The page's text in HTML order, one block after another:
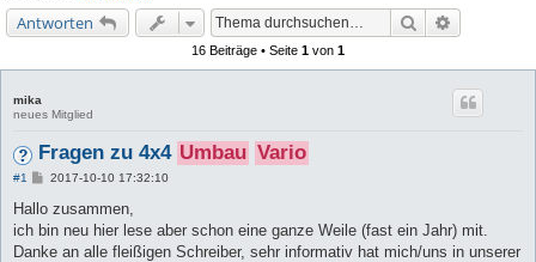
Antworten Suche
16 Beiträge • Seite 1 von 1
mika
neues Mitglied
Fragen zu 4x4 Umbau Vario
#1
B
i
r
a
2017-10-10 17:32:10
Hallo zusammen,
ich bin neu hier lese aber schon eine ganze Weile (fast ein Jahr) mit.
Danke an alle fleißigen Schreiber, sehr informativ hat mich/uns in unserer